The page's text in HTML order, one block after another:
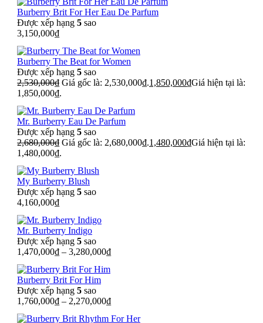
Burberry Brit For Her Eau De Parfum
Được xếp hạng 5 sao
3,150,000₫
Burberry The Beat for Women
Được xếp hạng 5 sao
2,530,000₫ Giá gốc là: 2,530,000₫.1,850,000₫Giá hiện tại là:
1,850,000₫.
Mr. Burberry Eau De Parfum
Được xếp hạng 5 sao
2,680,000₫ Giá gốc là: 2,680,000₫.1,480,000₫Giá hiện tại là:
1,480,000₫.
My Burberry Blush
Được xếp hạng 5 sao
4,160,000₫
Mr. Burberry Indigo
Được xếp hạng 5 sao
1,470,000₫ – 3,280,000₫
Burberry Brit For Him
Được xếp hạng 5 sao
1,760,000₫ – 2,270,000₫